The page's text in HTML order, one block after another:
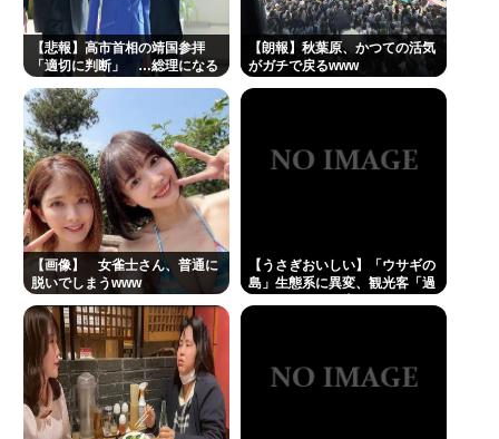
許せない不祥事タレントランキングが発表される 俺
たちの永野芽郁を抑えて1位に輝いたのは…
佐藤二朗さんと橋本愛さん、騒動1ヶ月後にそれぞれ
SNS復帰し初ツイートが出揃う
Powered by livedoor 相互RSS
【悲報】高市首相の靖国参拝
「適切に判断」 …総理になる
【朗報】秋葉原、かつての活気
がガチで戻るwww
【画像】 女雀士さん、普通に
脱いでしまうwww
【うさぎおいしい】「ウサギの
島」生態系に異変、観光客「過